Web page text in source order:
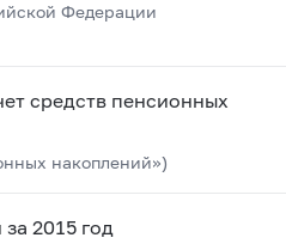
Федерации
средств пенсионных
накоплений»)
2015 год